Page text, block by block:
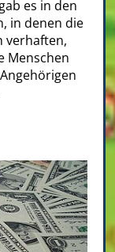
es in den
in denen die
verhaften,
Menschen